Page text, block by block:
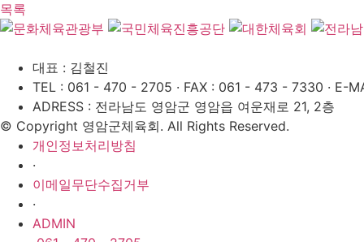
목록
대표 : 김철진
TEL : 061 - 470 - 2705 · FAX : 061 - 473 - 7330 · E-
ADRESS : 전라남도 영암군 영암읍 여운재로 21, 2층
© Copyright 영암군체육회. All Rights Reserved.
개인정보처리방침
·
이메일무단수집거부
·
ADMIN